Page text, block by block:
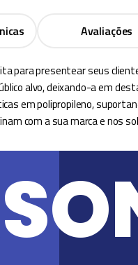
Avaliações
para presentear seus
alvo, deixando-a em
em polipropileno,
com a sua marca e nos